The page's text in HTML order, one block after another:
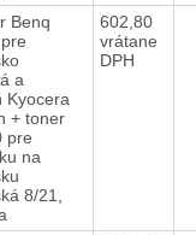
Benq
a
Kyocera
+ toner
pre
na
8/21,
602,80
vrátane
DPH